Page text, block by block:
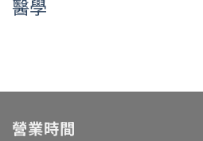
醫學
營業時間